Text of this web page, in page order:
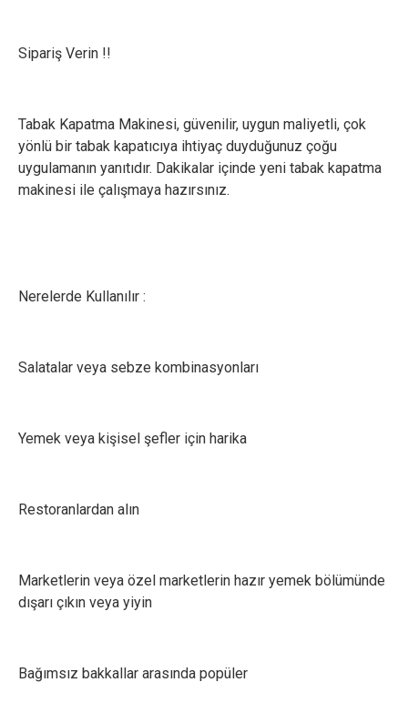
Sipariş Verin !!
Tabak Kapatma Makinesi, güvenilir, uygun maliyetli, çok
yönlü bir tabak kapatıcıya ihtiyaç duyduğunuz çoğu
uygulamanın yanıtıdır. Dakikalar içinde yeni tabak kapatma
makinesi ile çalışmaya hazırsınız.
Nerelerde Kullanılır :
Salatalar veya sebze kombinasyonları
Yemek veya kişisel şefler için harika
Restoranlardan alın
Marketlerin veya özel marketlerin hazır yemek bölümünde
dışarı çıkın veya yiyin
Bağımsız bakkallar arasında popüler